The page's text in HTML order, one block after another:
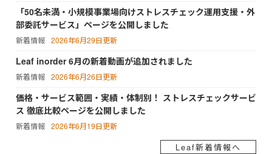
「50名未満・小規模事業場向けストレスチェック運用支援・外
部委託サービス」ページを公開しました
新着情報 2026年6月29日更新
Leaf inorder 6月の新着動画が追加されました
新着情報 2026年6月26日更新
価格・サービス範囲・実績・体制別！ ストレスチェックサービ
ス 徹底比較ページを公開しました
新着情報 2026年6月19日更新
Leaf新着情報へ